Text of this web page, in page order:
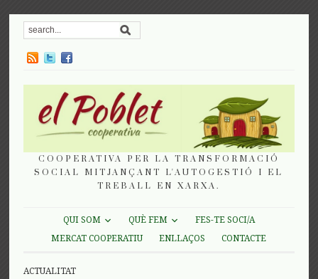
COOPERATIVA PER LA TRANSFORMACIÓ
SOCIAL MITJANÇANT L'AUTOGESTIÓ I EL
TREBALL EN XARXA.
QUI SOM QUÈ FEM
FES-TE SOCI/A
MERCAT COOPERATIU
ENLLAÇOS CONTACTE
ACTUALITAT